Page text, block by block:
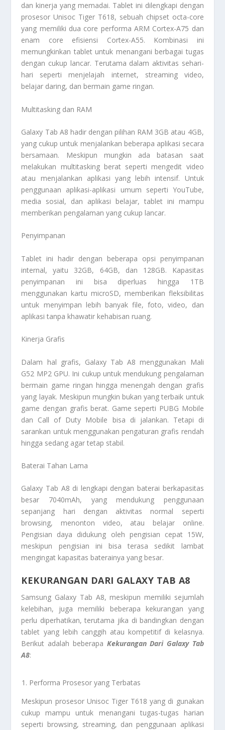
dan kinerja yang memadai. Tablet ini dilengkapi dengan
prosesor Unisoc Tiger T618, sebuah chipset octa-core
yang memiliki dua core performa ARM Cortex-A75 dan
enam core efisiensi Cortex-A55. Kombinasi ini
memungkinkan tablet untuk menangani berbagai tugas
dengan cukup lancar. Terutama dalam aktivitas sehari-
hari seperti menjelajah internet, streaming video,
belajar daring, dan bermain game ringan.
Multitasking dan RAM
Galaxy Tab A8 hadir dengan pilihan RAM 3GB atau 4GB,
yang cukup untuk menjalankan beberapa aplikasi secara
bersamaan. Meskipun mungkin ada batasan saat
melakukan multitasking berat seperti mengedit video
atau menjalankan aplikasi yang lebih intensif. Untuk
penggunaan aplikasi-aplikasi umum seperti YouTube,
media sosial, dan aplikasi belajar, tablet ini mampu
memberikan pengalaman yang cukup lancar.
Penyimpanan
Tablet ini hadir dengan beberapa opsi penyimpanan
internal, yaitu 32GB, 64GB, dan 128GB. Kapasitas
penyimpanan ini bisa diperluas hingga 1TB
menggunakan kartu microSD, memberikan fleksibilitas
untuk menyimpan lebih banyak file, foto, video, dan
aplikasi tanpa khawatir kehabisan ruang.
Kinerja Grafis
Dalam hal grafis, Galaxy Tab A8 menggunakan Mali
G52 MP2 GPU. Ini cukup untuk mendukung pengalaman
bermain game ringan hingga menengah dengan grafis
yang layak. Meskipun mungkin bukan yang terbaik untuk
game dengan grafis berat. Game seperti PUBG Mobile
dan Call of Duty Mobile bisa di jalankan. Tetapi di
sarankan untuk menggunakan pengaturan grafis rendah
hingga sedang agar tetap stabil.
Baterai Tahan Lama
Galaxy Tab A8 di lengkapi dengan baterai berkapasitas
besar 7040mAh, yang mendukung penggunaan
sepanjang hari dengan aktivitas normal seperti
browsing, menonton video, atau belajar online.
Pengisian daya didukung oleh pengisian cepat 15W,
meskipun pengisian ini bisa terasa sedikit lambat
mengingat kapasitas baterainya yang besar.
KEKURANGAN DARI GALAXY TAB A8
Samsung Galaxy Tab A8, meskipun memiliki sejumlah
kelebihan, juga memiliki beberapa kekurangan yang
perlu diperhatikan, terutama jika di bandingkan dengan
tablet yang lebih canggih atau kompetitif di kelasnya.
Berikut adalah beberapa Kekurangan Dari Galaxy Tab
A8:
Performa Prosesor yang Terbatas
Meskipun prosesor Unisoc Tiger T618 yang di gunakan
cukup mampu untuk menangani tugas-tugas harian
seperti browsing, streaming, dan penggunaan aplikasi